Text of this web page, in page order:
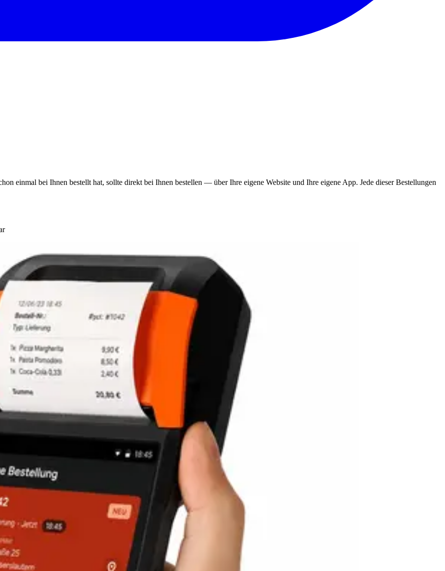
einmal bei Ihnen bestellt hat, sollte direkt bei Ihnen bestellen — über Ihre eigene Website und Ihre eigene App. Jede dieser Bestellungen